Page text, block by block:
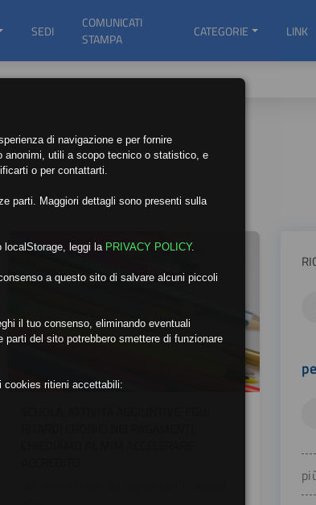
SEDI
COMUNICATI
STAMPA
CATEGORIE LINK
di navigazione e per fornire
utili a scopo tecnico o statistico, e
o per contattarti.
parti. Maggiori dettagli sono presenti sulla
leggi la PRIVACY POLICY.
a questo sito di salvare alcuni piccoli
il tuo consenso, eliminando eventuali
del sito potrebbero smettere di funzionare
cookies ritieni accettabili: